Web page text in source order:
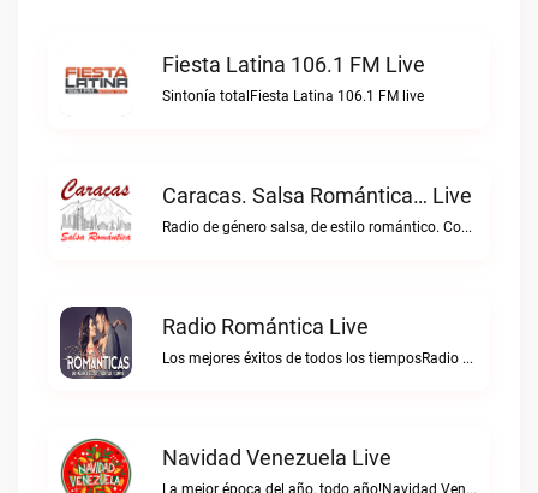
Fiesta Latina 106.1 FM Live
Sintonía totalFiesta Latina 106.1 FM live
Caracas. Salsa Romántica… Live
Radio de género salsa, de estilo romántico. Con la selección musical que nos gusta...Caracas. Salsa Romántica… live
Radio Romántica Live
Los mejores éxitos de todos los tiemposRadio Romántica live
Navidad Venezuela Live
La mejor época del año, todo año!Navidad Venezuela live